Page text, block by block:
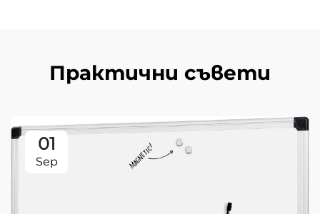
Практични съвети
01
Sep